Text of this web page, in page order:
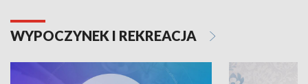
WYPOCZYNEK I REKREACJA